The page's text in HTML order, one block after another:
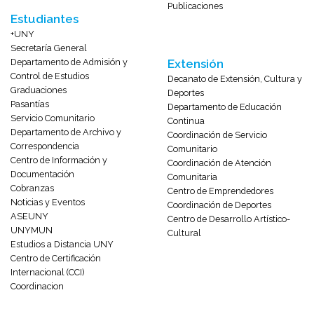
Estudiantes
+UNY
Secretaría General
Departamento de Admisión y
Control de Estudios
Graduaciones
Pasantías
Servicio Comunitario
Departamento de Archivo y
Correspondencia
Centro de Información y
Documentación
Cobranzas
Noticias y Eventos
ASEUNY
UNYMUN
Estudios a Distancia UNY
Centro de Certificación
Internacional (CCI)
Coordinacion
Publicaciones
Extensión
Decanato de Extensión, Cultura y
Deportes
Departamento de Educación
Continua
Coordinación de Servicio
Comunitario
Coordinación de Atención
Comunitaria
Centro de Emprendedores
Coordinación de Deportes
Centro de Desarrollo Artístico-
Cultural